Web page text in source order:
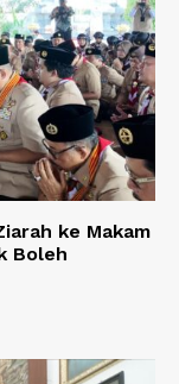
ke Makam
Boleh